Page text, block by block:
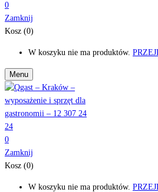
0
Zamknij
Kosz (0)
W koszyku nie ma produktów.
Menu
0
Zamknij
Kosz (0)
W koszyku nie ma produktów.